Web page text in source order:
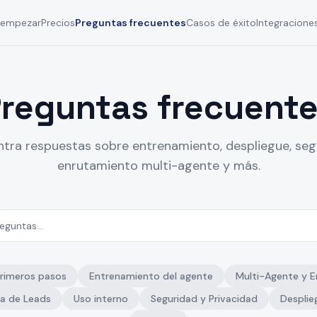
PreciosPreguntas frecuentesCasos de éxito
respuestas sobre entrenamiento, despliegue,
enrutamiento multi-agente y más.
pasos Entrenamiento del agente
Multi-Agente y
de Leads
Uso interno Seguridad y Privacidad